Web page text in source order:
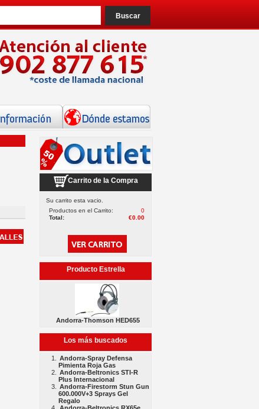
Carrito de la Compra
Su carrito esta vacio.
0
Productos en el Carrito:
€0.00
Total:
Producto Estrella
Andorra-Thomson HED655
Los más buscados
Andorra-Spray Defensa
Pimienta Roja Gas
Andorra-Beltronics STI-R
Plus Internacional
Andorra-Firestorm Stun Gun
600.000V+3 Sprays Gel
Regalo